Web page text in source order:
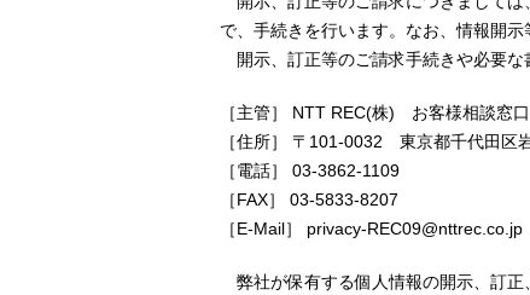
で、手続きを行います。なお、情報開
開示、訂正等のご請求手続きや必要な
［主管］ NTT REC(株) お客様相談窓口
［住所］ 〒101-0032 東京都千代田
［電話］ 03-3862-1109
［FAX］ 03-5833-8207
［E-Mail］ privacy-REC09@nttrec.co.jp
弊社が保有する個人情報の開示、訂正